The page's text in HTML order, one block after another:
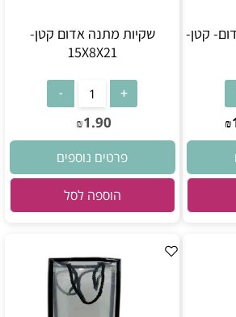
קטן-
₪
שקיות מתנה אדום קטן-
15X8X21
₪1.90
פרטים נוספים
הוספה לסל